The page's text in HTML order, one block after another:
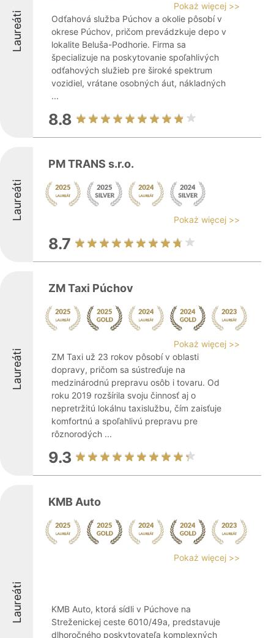
Laureáti
Pokaż więcej >>
Odťahová služba Púchov a okolie pôsobí v
okrese Púchov, pričom prevádzkuje depo v
lokalite Beluša-Podhorie. Firma sa
špecializuje na poskytovanie spoľahlivých
odťahových služieb pre široké spektrum
vozidiel, vrátane osobných áut, nákladných
...
8.8
Laureáti
PM TRANS s.r.o.
Pokaż więcej >>
8.7
Laureáti
ZM Taxi Púchov
Pokaż więcej >>
ZM Taxi už 23 rokov pôsobí v oblasti
dopravy, pričom sa sústreďuje na
medzinárodnú prepravu osôb i tovaru. Od
roku 2019 rozšírila svoju činnosť aj o
nepretržitú lokálnu taxislužbu, čím zaisťuje
komfortnú a spoľahlivú prepravu pre
rôznorodých ...
9.3
Laureáti
KMB Auto
Pokaż więcej >>
KMB Auto, ktorá sídli v Púchove na
Streženickej ceste 6010/49a, predstavuje
dlhoročného poskytovateľa komplexných